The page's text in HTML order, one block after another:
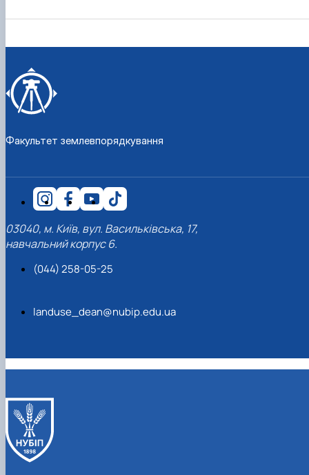
Факультет землевпорядкування
03040, м. Київ, вул. Васильківська, 17,
навчальний корпус 6.
(044) 258-05-25
landuse_dean@nubip.edu.ua